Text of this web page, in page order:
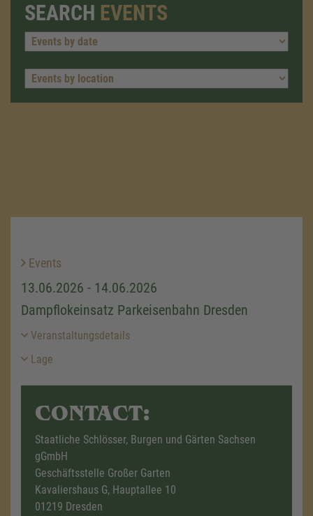
SEARCH EVENTS
Events
13.06.2026 - 14.06.2026
Dampflokeinsatz Parkeisenbahn Dresden
Veranstaltungsdetails
Lage
CONTACT:
Staatliche Schlösser, Burgen und Gärten Sachsen
gGmbH
Geschäftsstelle Großer Garten
Kavaliershaus G, Hauptallee 10
01219 Dresden